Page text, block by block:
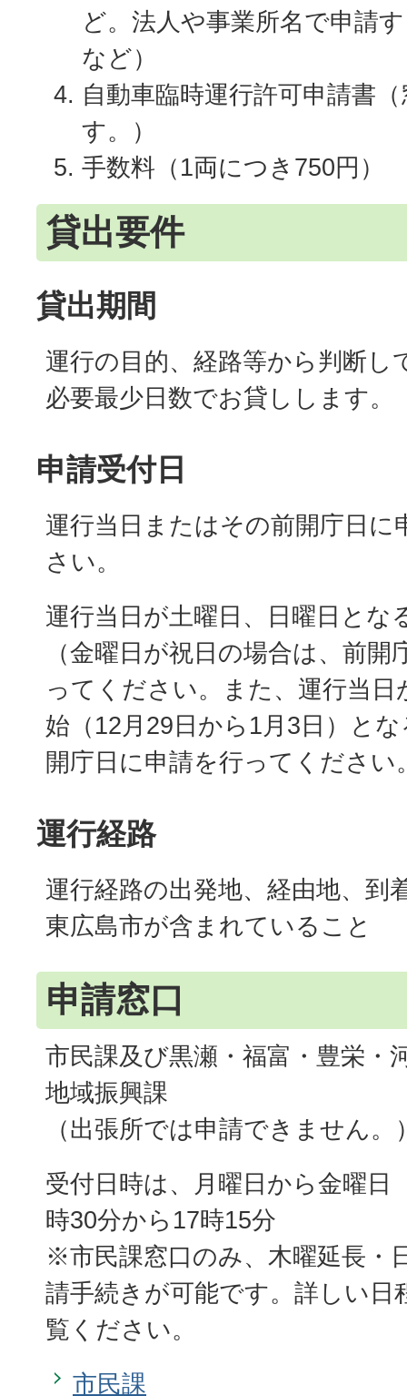
ど。法人や事業所名で申請
など）
自動車臨時運行許可申請書
す。）
手数料（1両につき750円）
貸出要件
貸出期間
運行の目的、経路等から判断し
必要最少日数でお貸しします。
申請受付日
運行当日またはその前開庁日に
さい。
運行当日が土曜日、日曜日とな
（金曜日が祝日の場合は、前開
ってください。また、運行当日
始（12月29日から1月3日）と
開庁日に申請を行ってください
運行経路
運行経路の出発地、経由地、到
東広島市が含まれていること
申請窓口
市民課及び黒瀬・福富・豊栄・
地域振興課
（出張所では申請できません。
受付日時は、月曜日から金曜日
時30分から17時15分
※市民課窓口のみ、木曜延長・
請手続きが可能です。詳しい日
覧ください。
市民課